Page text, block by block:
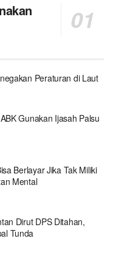
Peraturan di Laut
Gunakan Ijasah Palsu
Berlayar Jika Tak Miliki
Mental
Dirut DPS Ditahan,
Tunda